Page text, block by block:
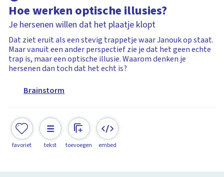
Hoe werken optische illusies?
Je hersenen willen dat het plaatje klopt
Dat ziet eruit als een stevig trappetje waar Janouk op staat.
Maar vanuit een ander perspectief zie je dat het geen echte
trap is, maar een optische illusie. Waarom denken je
hersenen dan toch dat het echt is?
Brainstorm
favoriet tekst toevoegen embed